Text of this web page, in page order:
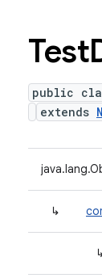
Test
public
extends
↳